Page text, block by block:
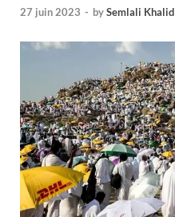
27 juin 2023 - bySemlali Khalid